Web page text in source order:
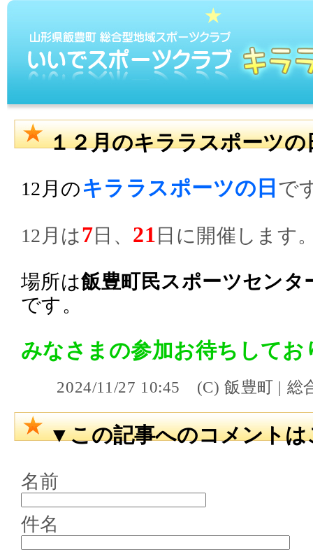
１２月のキララスポーツ
12月のキララスポーツの日 で
12月は7日、 21 日に開催します
場所は飯豊町民スポーツセンタ
です。
みなさまの参加お待ちしてお
2024/11/27 10:45 (C) 飯豊町 |
▼この記事へのコメントは
名前
件名